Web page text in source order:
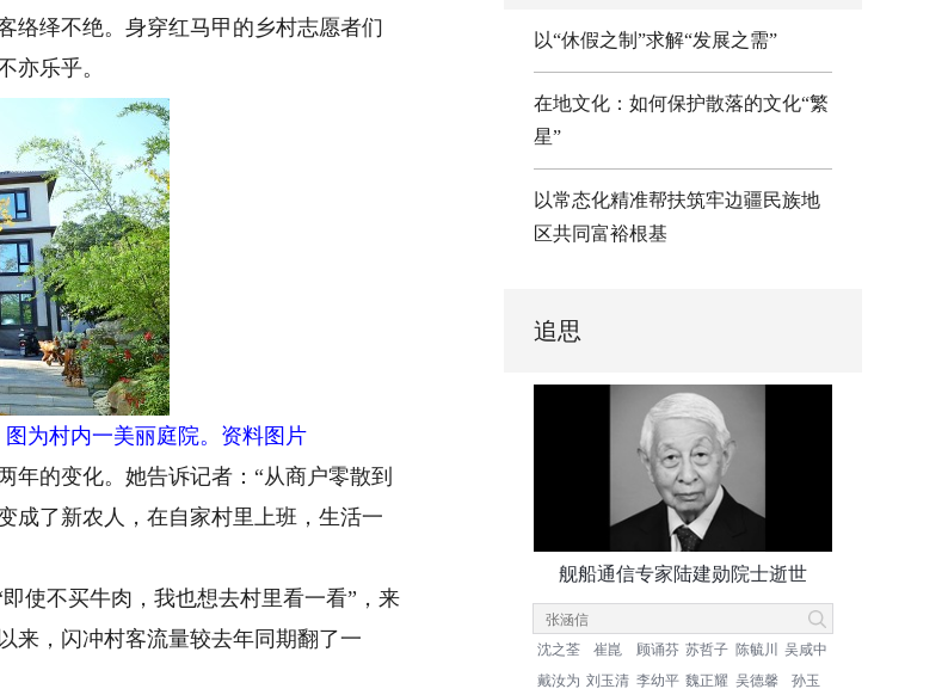
绎不绝。身穿红马甲的乡村志愿者们
亦乐乎。
为村内一美丽庭院。资料图片
的变化。她告诉记者：“从商户零散到
成了新农人，在自家村里上班，生活一
使不买牛肉，我也想去村里看一看”，来
来，闪冲村客流量较去年同期翻了一
以“休假之制”求解“发展之需”
在地文化：如何保护散落的文化“繁
星”
以常态化精准帮扶筑牢边疆民族地
区共同富裕根基
追思
舰船通信专家陆建勋院士逝世
沈之荃 崔崑 顾诵芬 苏哲子 陈毓川
吴咸中
戴汝为 刘玉清 李幼平 魏正耀 吴德馨 孙玉